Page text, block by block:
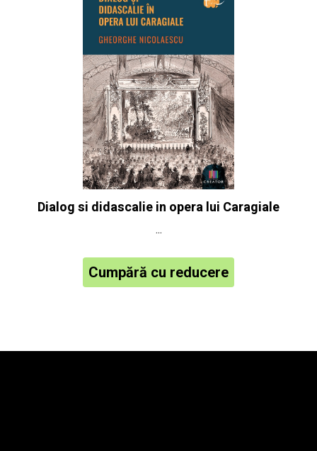
Dialog si didascalie in opera lui Caragiale
...
Cumpără cu reducere